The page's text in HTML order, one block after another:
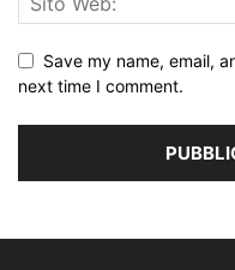
Save my name, email,
next time I comment.